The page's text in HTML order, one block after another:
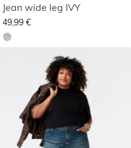
Jean wide leg IVY
49,99 €